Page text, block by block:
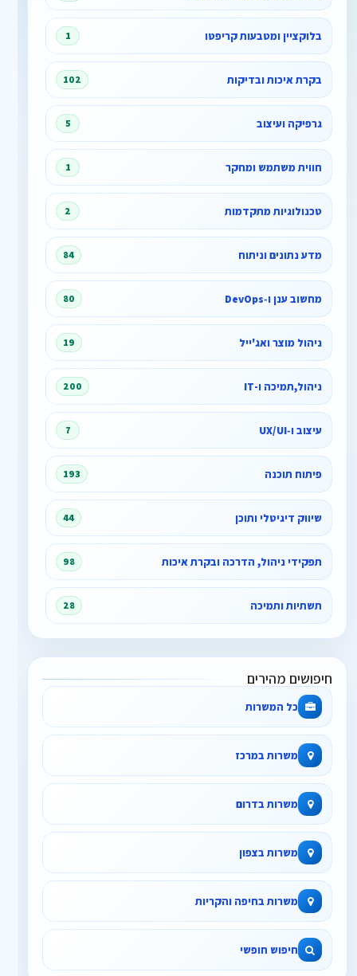
בלוקציין ומטבעות קריפטו 1
בקרת איכות ובדיקות 102
גרפיקה ועיצוב 5
חווית משתמש ומחקר 1
טכנולוגיות מתקדמות 2
מדע נתונים וניתוח 84
מחשוב ענן ו‑DevOps 80
ניהול מוצר ואג'ייל 19
ניהול,תמיכה ו-IT 200
עיצוב ו‑UX/UI 7
פיתוח תוכנה 193
שיווק דיגיטלי ותוכן 44
תפקידי ניהול, הדרכה ובקרת איכות 98
תשתיות ותמיכה 28
חיפושים מהירים
כל המשרות
משרות במרכז
משרות בדרום
משרות בצפון
משרות בחיפה והקריות
חיפוש חופשי